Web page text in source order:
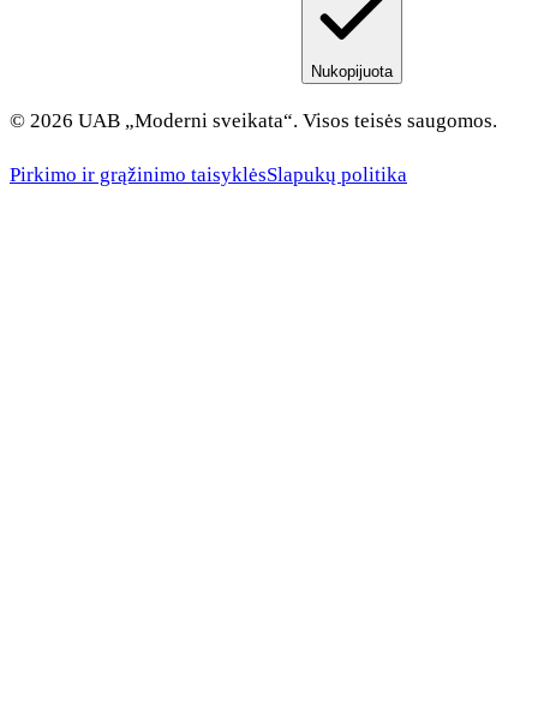
Nukopijuota
© 2026 UAB „Moderni sveikata“. Visos teisės saugomos.
Pirkimo ir grąžinimo taisyklėsSlapukų politika